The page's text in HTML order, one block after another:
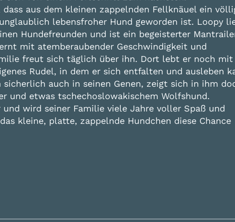
aus dem kleinen zappelnden Fellknäuel ein
lebensfroher Hund geworden ist. Loopy
Hundefreunden und ist ein begeisterter
mit atemberaubender Geschwindigkeit und
freut sich täglich über ihn. Dort lebt er noch mit
Rudel, in dem er sich entfalten und ausleben
auch in seinen Genen, zeigt sich in ihm
und etwas tschechoslowakischem Wolfshund.
wird seiner Familie viele Jahre voller Spaß und
kleine, platte, zappelnde Hundchen diese Chance